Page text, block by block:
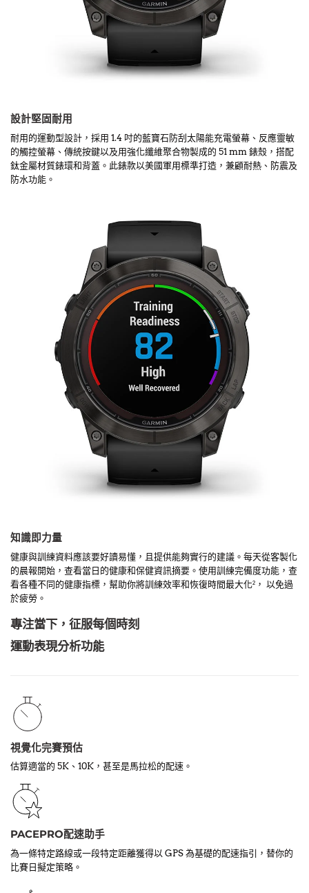
設計堅固耐用
耐用的運動型設計，採用 1.4 吋的藍寶石防刮太陽能充電螢幕、反應靈敏
的觸控螢幕、傳統按鍵以及用強化纖維聚合物製成的 51 mm 錶殼，搭配
鈦金屬材質錶環和背蓋。此錶款以美國軍用標準打造，兼顧耐熱、防震及
防水功能。
知識即力量
健康與訓練資料應該要好讀易懂，且提供能夠實行的建議。每天從客製化
的晨報開始，查看當日的健康和保健資訊摘要。使用訓練完備度功能，查
看各種不同的健康指標，幫助你將訓練效率和恢復時間最大化2 ， 以免過
於疲勞。
專注當下，征服每個時刻
運動表現分析功能
視覺化完賽預估
估算適當的 5K、10K，甚至是馬拉松的配速。
PACEPRO配速助手
為一條特定路線或一段特定距離獲得以 GPS 為基礎的配速指引，替你的
比賽日擬定策略。